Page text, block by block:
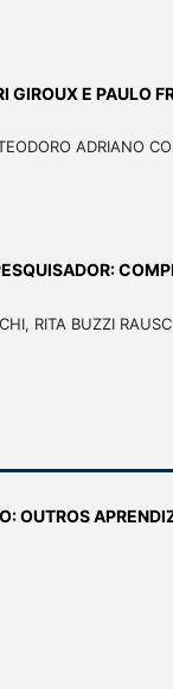
GIROUX E PAULO
ADRIANO
RITA BUZZI
OUTROS